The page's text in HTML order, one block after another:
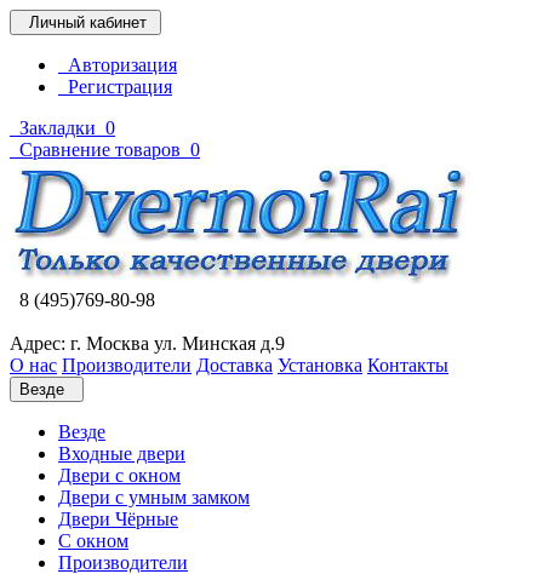
Личный кабинет
Авторизация
Регистрация
Закладки 0
Сравнение товаров 0
8 (495)769-80-98
Адрес: г. Москва ул. Минская д.9
О нас Производители Доставка Установка Контакты
Везде
Везде
Входные двери
Двери с окном
Двери с умным замком
Двери Чёрные
C окном
Производители